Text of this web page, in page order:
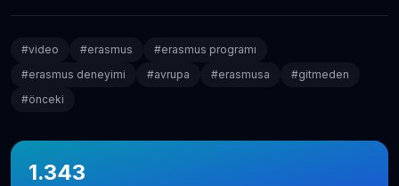
#video #erasmus #erasmus programı
#erasmus deneyimi #avrupa #erasmusa #gitmeden
#önceki
1.343